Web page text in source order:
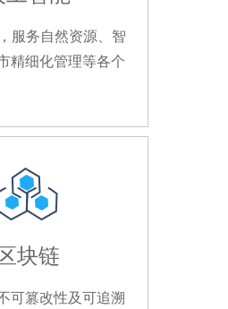
服务自然资源、智
精细化管理等各个
块链
可篡改性及可追溯